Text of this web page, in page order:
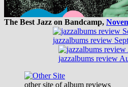
The Best Jazz on Bandcamp,
jazzalbums review
jazzalbums review
other site of album reviews